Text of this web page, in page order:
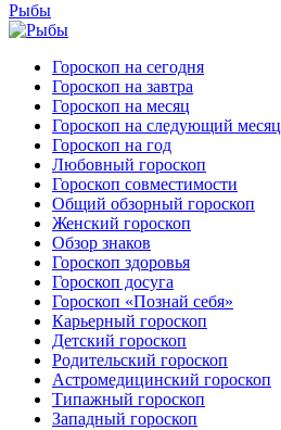
Рыбы
Гороскоп на сегодня
Гороскоп на завтра
Гороскоп на месяц
Гороскоп на следующий месяц
Гороскоп на год
Любовный гороскоп
Гороскоп совместимости
Общий обзорный гороскоп
Женский гороскоп
Обзор знаков
Гороскоп здоровья
Гороскоп досуга
Гороскоп «Познай себя»
Карьерный гороскоп
Детский гороскоп
Родительский гороскоп
Астромедицинский гороскоп
Типажный гороскоп
Западный гороскоп